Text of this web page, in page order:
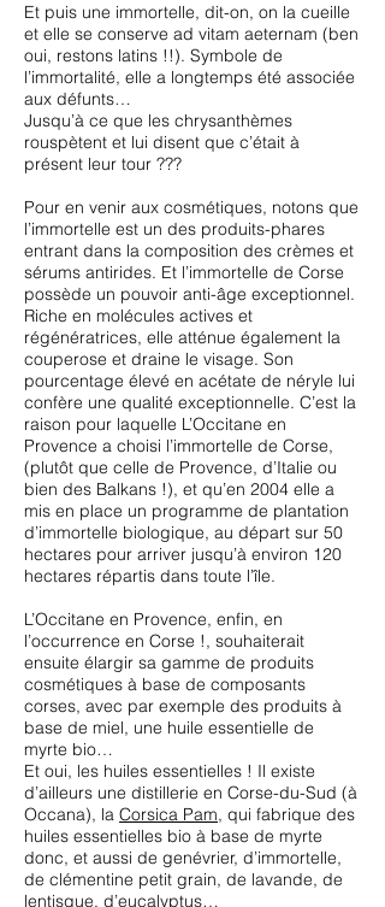
Et puis une immortelle, dit-on, on la cueille
et elle se conserve ad vitam aeternam (ben
oui, restons latins !!). Symbole de
l’immortalité, elle a longtemps été associée
aux défunts…
Jusqu’à ce que les chrysanthèmes
rouspètent et lui disent que c’était à
présent leur tour ???
Pour en venir aux cosmétiques, notons que
l’immortelle est un des produits-phares
entrant dans la composition des crèmes et
sérums antirides. Et l’immortelle de Corse
possède un pouvoir anti-âge exceptionnel.
Riche en molécules actives et
régénératrices, elle atténue également la
couperose et draine le visage. Son
pourcentage élevé en acétate de néryle lui
confère une qualité exceptionnelle. C’est la
raison pour laquelle L’Occitane en
Provence a choisi l’immortelle de Corse,
(plutôt que celle de Provence, d’Italie ou
bien des Balkans !), et qu’en 2004 elle a
mis en place un programme de plantation
d’immortelle biologique, au départ sur 50
hectares pour arriver jusqu’à environ 120
hectares répartis dans toute l’île.
L’Occitane en Provence, enfin, en
l’occurrence en Corse !, souhaiterait
ensuite élargir sa gamme de produits
cosmétiques à base de composants
corses, avec par exemple des produits à
base de miel, une huile essentielle de
myrte bio…
Et oui, les huiles essentielles ! Il existe
d’ailleurs une distillerie en Corse-du-Sud (à
Occana), la Corsica Pam, qui fabrique des
huiles essentielles bio à base de myrte
donc, et aussi de genévrier, d’immortelle,
de clémentine petit grain, de lavande, de
lentisque, d’eucalyptus…